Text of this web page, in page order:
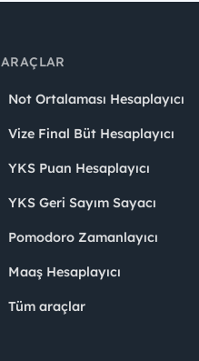
ARAÇLAR
Not Ortalaması Hesaplayıcı
Vize Final Büt Hesaplayıcı
YKS Puan Hesaplayıcı
YKS Geri Sayım Sayacı
Pomodoro Zamanlayıcı
Maaş Hesaplayıcı
Tüm araçlar